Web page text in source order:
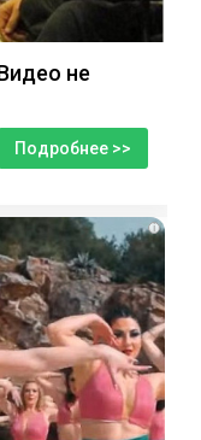
не
Подробнее >>
i